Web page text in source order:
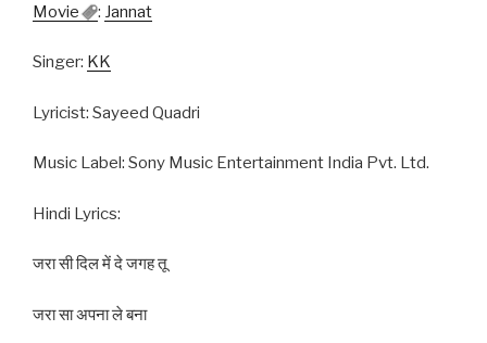
Movie : Jannat
Singer: KK
Lyricist: Sayeed Quadri
Music Label: Sony Music Entertainment India Pvt. Ltd.
Hindi Lyrics:
जरा सी दिल में दे जगह तू
जरा सा अपना ले बना